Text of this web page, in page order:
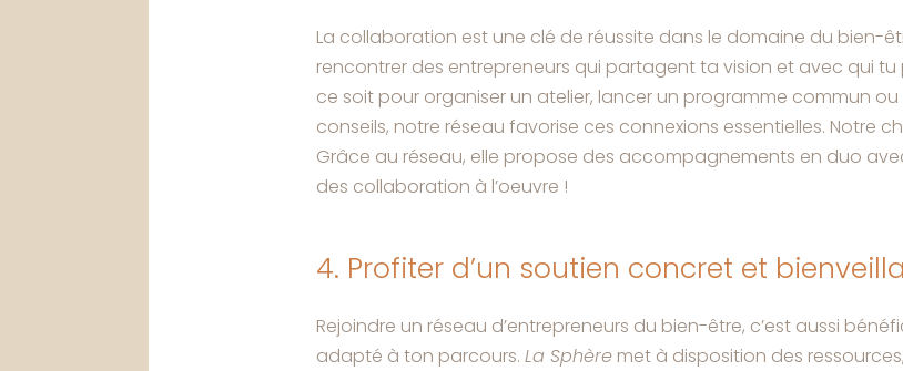
La collaboration est une clé de réussite dans le domaine du bien-
rencontrer des entrepreneurs qui partagent ta vision et avec qui
ce soit pour organiser un atelier, lancer un programme commun
conseils, notre réseau favorise ces connexions essentielles. Notre
Grâce au réseau, elle propose des accompagnements en duo
des collaboration à l’oeuvre !
4. Profiter d’un soutien concret et
Rejoindre un réseau d’entrepreneurs du bien-être, c’est aussi
adapté à ton parcours. La Sphèremet à disposition des